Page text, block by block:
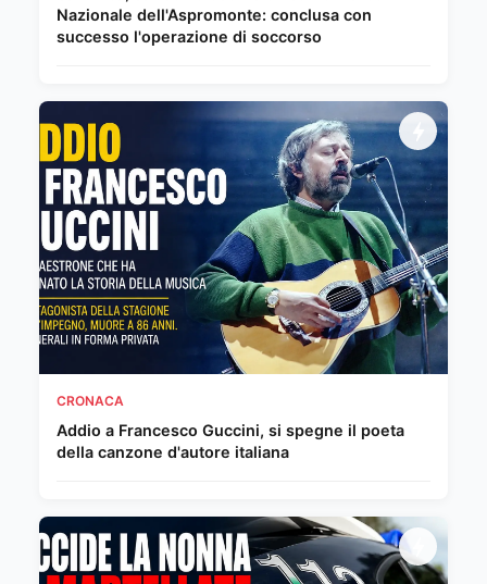
Nazionale dell'Aspromonte: conclusa con
successo l'operazione di soccorso
CRONACA
Addio a Francesco Guccini, si spegne il poeta
della canzone d'autore italiana